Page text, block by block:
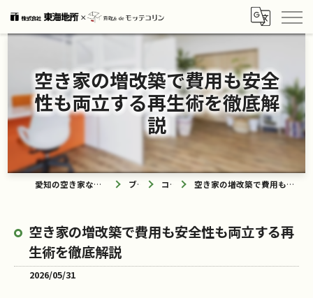
空き家の増改築で費用も安全
性も両立する再生術を徹底解
説
愛知の空き家なら買取ル de モッテコリン ブログ コラム 空き家の増改築で費用も安全性も両立する再生術を徹底解説
空き家の増改築で費用も安全性も両立する再
生術を徹底解説
2026/05/31